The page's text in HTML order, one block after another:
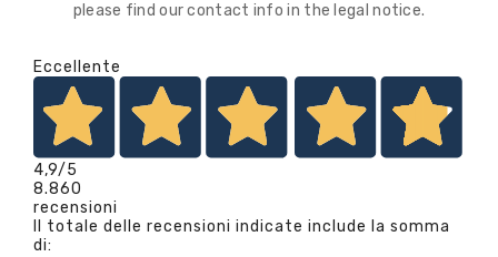
please find our contact info in the legal notice.
Eccellente
4,9/5
8.860
recensioni
Il totale delle recensioni indicate include la somma
di: